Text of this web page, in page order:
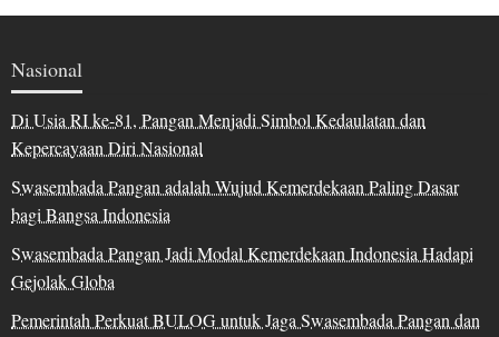
Nasional
Di Usia RI ke-81, Pangan Menjadi Simbol Kedaulatan dan
Kepercayaan Diri Nasional
Swasembada Pangan adalah Wujud Kemerdekaan Paling Dasar
bagi Bangsa Indonesia
Swasembada Pangan Jadi Modal Kemerdekaan Indonesia Hadapi
Gejolak Globa
Pemerintah Perkuat BULOG untuk Jaga Swasembada Pangan dan